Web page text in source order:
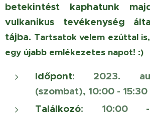
betekintést kaphatunk
vulkanikus tevékenység
tájba. Tartsatok velem ezúttal
egy újabb emlékezetes napot! :)
Időpont: 2023.
(szombat), 10:00 - 15:30
Találkozó: